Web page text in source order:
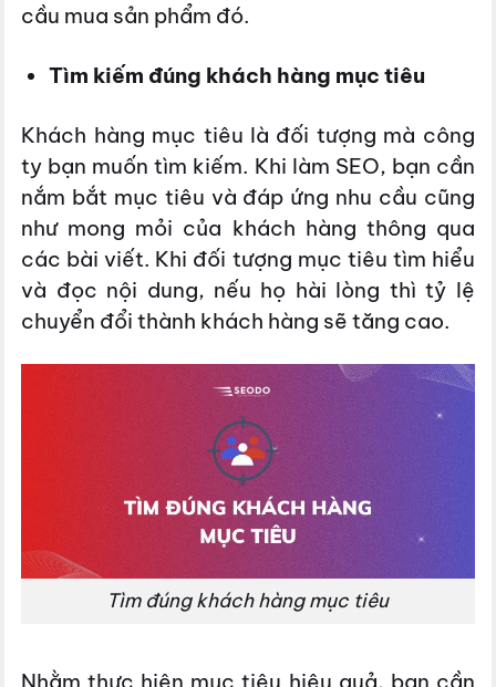
cầu mua sản phẩm đó.
Tìm kiếm đúng khách hàng mục tiêu
Khách hàng mục tiêu là đối tượng mà công
ty bạn muốn tìm kiếm. Khi làm SEO, bạn cần
nắm bắt mục tiêu và đáp ứng nhu cầu cũng
như mong mỏi của khách hàng thông qua
các bài viết. Khi đối tượng mục tiêu tìm hiểu
và đọc nội dung, nếu họ hài lòng thì tỷ lệ
chuyển đổi thành khách hàng sẽ tăng cao.
Tìm đúng khách hàng mục tiêu